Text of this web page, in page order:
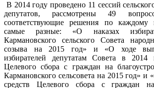
В 2014 году проведено 11 сессий
депутатов, рассмотрены 49
соответствующие решения по
самые разные: «О наказах
Кармановского сельского Совета
созыва на 2015 год» и «О ходе
избирателей депутатам Совета в 2014
Целевого сбора с граждан на
Кармановского сельсовета на 2015 год» и
средств Целевого сбора с граждан на